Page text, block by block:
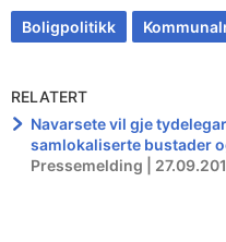
Boligpolitikk
RELATERT
Navarsete vil gje
samlokaliserte bustader
Pressemelding |